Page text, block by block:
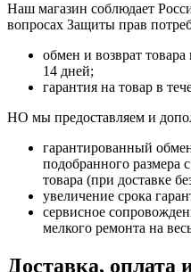
Наш магазин соблюдает
вопросах Защиты прав
обмен и возврат
14 дней;
гарантия на товар в
НО мы предоставляем и
гарантированный
подобранного размера
товара (при доставке
увеличение срока
сервисное
мелкого ремонта на
Доставка, оплата